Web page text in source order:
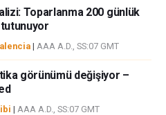
Toparlanma 200 günlük
| AAA A.D., SS:07 GMT
görünümü değişiyor –
| AAA A.D., SS:07 GMT